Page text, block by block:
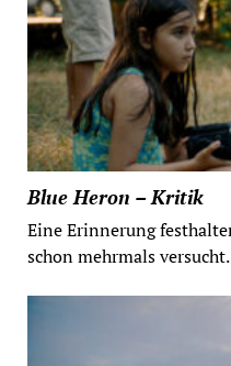
Blue Heron – Kritik
Eine Erinnerung
schon mehrmals